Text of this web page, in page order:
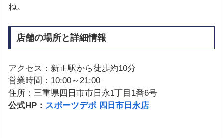
ね。
店舗の場所と詳細情報
アクセス：新正駅から徒歩約10分
営業時間：10:00～21:00
住所：三重県四日市市日永1丁目1番6号
公式HP： スポーツデポ 四日市日永店